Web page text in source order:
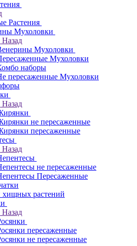
Растения
Мухоловки
Назад
Мухоловки
Мухоловки
наборы
пересаженные Мухоловки
Назад
не пересаженные
пересаженные
Назад
не пересаженные
Пересаженные
хищных растений
Назад
пересаженные
не пересаженные